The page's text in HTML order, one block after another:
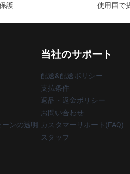
護
使用国で
ンの透明
当社のサポート
配送&配送ポリシー
支払条件
返品・返金ポリシー
お問い合わせ
カスタマーサポート(FAQ)
スタッフ